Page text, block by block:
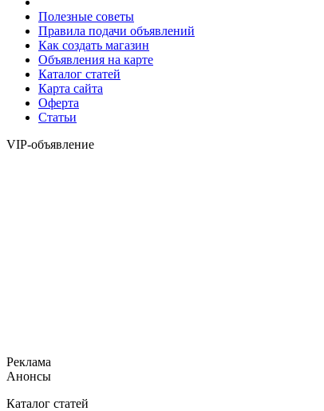
Полезные советы
Правила подачи объявлений
Как создать магазин
Объявления на карте
Каталог статей
Карта сайта
Оферта
Статьи
VIP-объявление
Реклама
Анонсы
Каталог статей